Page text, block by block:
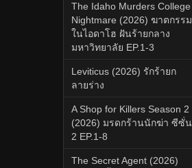
The Idaho Murders College
Nightmare (2026) ฆาตกรรม
ในไอดาโฮ ฝันร้ายกลาง
มหาวิทยาลัย EP.1-3
Leviticus (2026) รักร้ายก
ลายร่าง
A Shop for Killers Season 2
(2026) มรดกร้านนักฆ่า ซีซั่น
2 EP.1-8
The Secret Agent (2026)